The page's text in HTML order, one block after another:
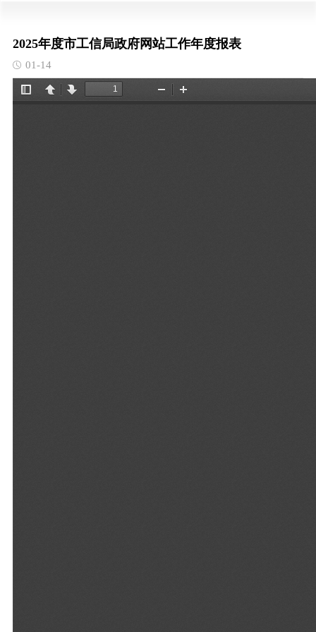
2025年度市工信局政府网站工作年度报表
01-14